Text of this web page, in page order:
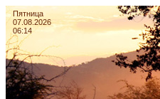
Пятница
07.08.2026
06:14